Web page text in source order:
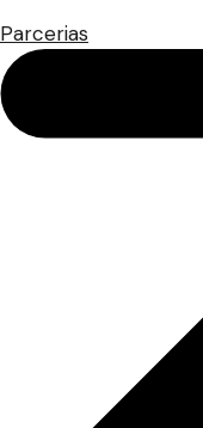
Parcerias